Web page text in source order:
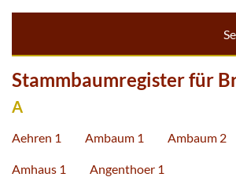
Stammbaumregister für
A
Aehren 1 Ambaum 1 Ambaum 2
Amhaus 1 Angenthoer 1